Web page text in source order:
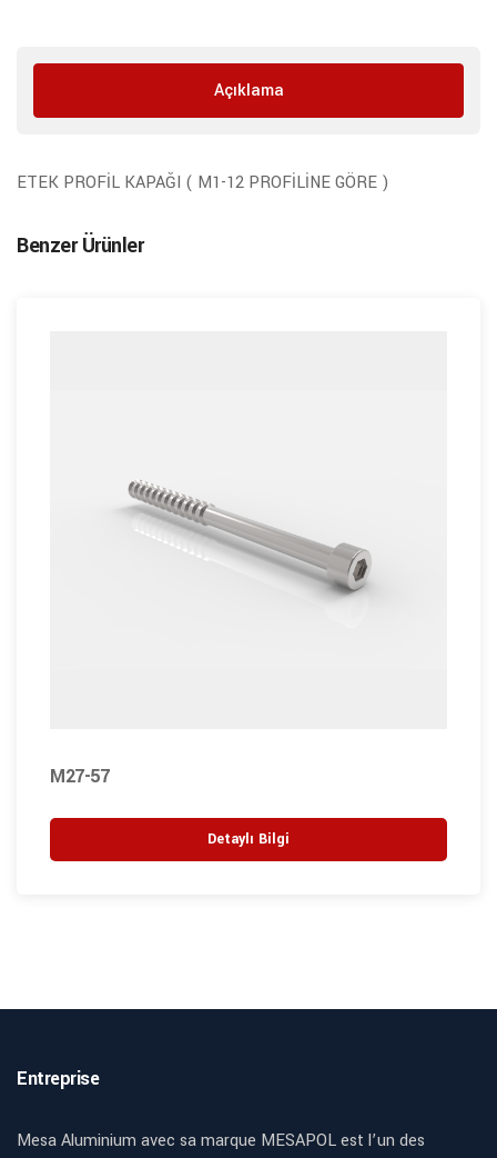
Açıklama
ETEK PROFİL KAPAĞI ( M1-12 PROFİLİNE GÖRE )
Benzer Ürünler
M27-57
Detaylı Bilgi
Entreprise
Mesa Aluminium avec sa marque MESAPOL est l’un des